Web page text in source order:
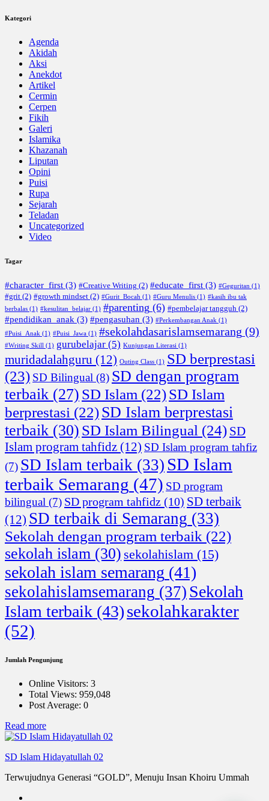
Kategori
Agenda
Akidah
Aksi
Anekdot
Artikel
Cermin
Cerpen
Fikih
Galeri
Islamika
Khazanah
Liputan
Opini
Puisi
Rupa
Sejarah
Teladan
Uncategorized
Video
Tagar
#character_first (3) #Creative Writing (2) #educate_first (3) #Geguritan (1)
#grit (2) #growth mindset (2) #Gurit_Bocah (1) #Guru Menulis (1) #kasih ibu tak
berbalas (1) #kesulitan_belajar (1) #parenting (6) #pembelajar tangguh (2)
#pendidikan_anak (3) #pengasuhan (3) #Perkembangan Anak (1)
#Puisi_Anak (1) #Puisi_Jawa (1) #sekolahdasarislamsemarang (9)
#Writing Skill (1) gurubelajar (5) Kunjungan Literasi (1)
muridadalahguru (12) Outing Class (1) SD berprestasi
(23) SD Bilingual (8) SD dengan program
terbaik (27) SD Islam (22)SD Islam
berprestasi (22)SD Islam berprestasi
terbaik (30) SD Islam Bilingual (24) SD
Islam program tahfidz (12) SD Islam program tahfiz
(7) SD Islam terbaik (33) SD Islam
terbaik Semarang (47) SD program
bilingual (7) SD program tahfidz (10) SD terbaik
(12) SD terbaik di Semarang (33)
Sekolah dengan program terbaik (22)
sekolah islam (30) sekolahislam (15)
sekolah islam semarang (41)
sekolahislamsemarang (37) Sekolah
Islam terbaik (43)sekolahkarakter
(52)
Jumlah Pengunjung
Online Visitors: 3
Total Views: 959,048
Post Average: 0
Read more:
Anugerah
SD Islam Hidayatullah 02
Terwujudnya Generasi “GOLD”, Menuju Insan Khoiru Ummah